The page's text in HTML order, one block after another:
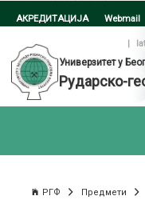
АКРЕДИТАЦИЈА Webmail
| lat
Универзитет у
Рударско-
РГФ Предмети